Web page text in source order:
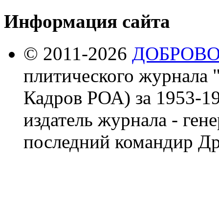
Информация сайта
© 2011-2026
плитического
Кадров РОА) за 1953-
издатель журнала -
последний командир